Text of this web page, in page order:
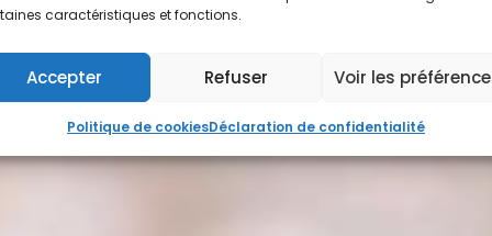
caractéristiques et fonctions.
Accepter Refuser Voir les
Politique de cookiesDéclaration de confidentialité